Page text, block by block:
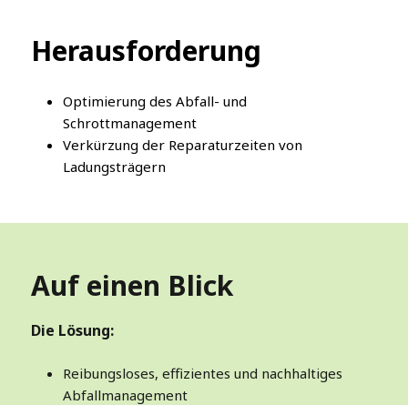
Herausforderung
Optimierung des Abfall- und
Schrottmanagement
Verkürzung der Reparaturzeiten von
Ladungsträgern
Auf einen Blick
Die Lösung:
Reibungsloses, effizientes und nachhaltiges
Abfallmanagement